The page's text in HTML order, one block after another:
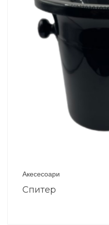
Акесесоари
Спитер